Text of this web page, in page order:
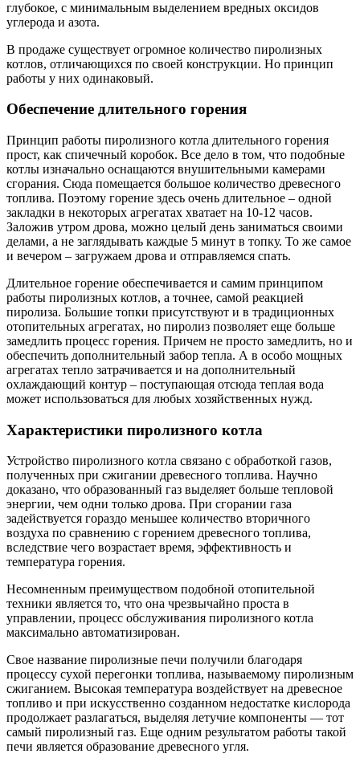
глубокое, с минимальным выделением вредных оксидов
углерода и азота.
В продаже существует огромное количество пиролизных
котлов, отличающихся по своей конструкции. Но принцип
работы у них одинаковый.
Обеспечение длительного горения
Принцип работы пиролизного котла длительного горения
прост, как спичечный коробок. Все дело в том, что подобные
котлы изначально оснащаются внушительными камерами
сгорания. Сюда помещается большое количество древесного
топлива. Поэтому горение здесь очень длительное – одной
закладки в некоторых агрегатах хватает на 10-12 часов.
Заложив утром дрова, можно целый день заниматься своими
делами, а не заглядывать каждые 5 минут в топку. То же самое
и вечером – загружаем дрова и отправляемся спать.
Длительное горение обеспечивается и самим принципом
работы пиролизных котлов, а точнее, самой реакцией
пиролиза. Большие топки присутствуют и в традиционных
отопительных агрегатах, но пиролиз позволяет еще больше
замедлить процесс горения. Причем не просто замедлить, но и
обеспечить дополнительный забор тепла. А в особо мощных
агрегатах тепло затрачивается и на дополнительный
охлаждающий контур – поступающая отсюда теплая вода
может использоваться для любых хозяйственных нужд.
Характеристики пиролизного котла
Устройство пиролизного котла связано с обработкой газов,
полученных при сжигании древесного топлива. Научно
доказано, что образованный газ выделяет больше тепловой
энергии, чем одни только дрова. При сгорании газа
задействуется гораздо меньшее количество вторичного
воздуха по сравнению с горением древесного топлива,
вследствие чего возрастает время, эффективность и
температура горения.
Несомненным преимуществом подобной отопительной
техники является то, что она чрезвычайно проста в
управлении, процесс обслуживания пиролизного котла
максимально автоматизирован.
Свое название пиролизные печи получили благодаря
процессу сухой перегонки топлива, называемому пиролизным
сжиганием. Высокая температура воздействует на древесное
топливо и при искусственно созданном недостатке кислорода
продолжает разлагаться, выделяя летучие компоненты — тот
самый пиролизный газ. Еще одним результатом работы такой
печи является образование древесного угля.